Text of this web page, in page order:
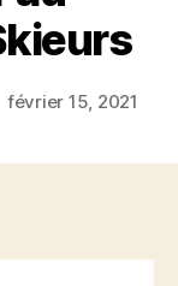
février 15, 2021